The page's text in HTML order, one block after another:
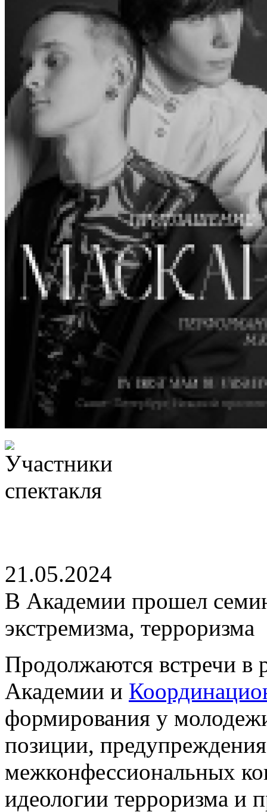
21.05.2024
В Академии прошел
экстремизма, терроризма
Продолжаются встречи в
Академии и
формирования у
позиции,
межконфессиональных
идеологии терроризма и